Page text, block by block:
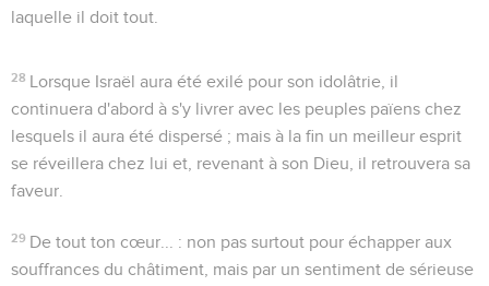
laquelle il doit tout.
28 Lorsque Israël aura été exilé pour son idolâtrie, il
continuera d'abord à s'y livrer avec les peuples païens chez
lesquels il aura été dispersé ; mais à la fin un meilleur esprit
se réveillera chez lui et, revenant à son Dieu, il retrouvera sa
faveur.
29 De tout ton cœur...
: non pas surtout pour échapper aux
souffrances du châtiment, mais par un sentiment de sérieuse